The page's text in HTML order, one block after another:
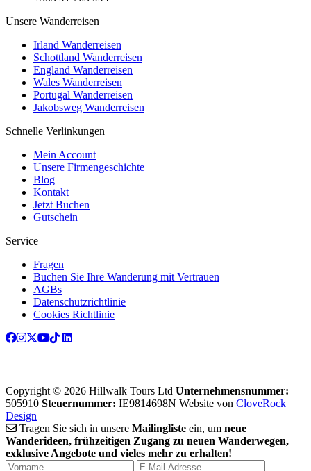
Unsere Wanderreisen
Irland Wanderreisen
Schottland Wanderreisen
England Wanderreisen
Wales Wanderreisen
Portugal Wanderreisen
Jakobsweg Wanderreisen
Schnelle Verlinkungen
Mein Account
Unsere Firmengeschichte
Blog
Kontakt
Jetzt Buchen
Gutschein
Service
Fragen
Buchen Sie Ihre Wanderung mit Vertrauen
AGBs
Datenschutzrichtlinie
Cookies Richtlinie
Copyright © 2026 Hillwalk Tours Ltd Unternehmensnummer:
505910 Steuernummer: IE9814698N Website von CloveRock
Design
Tragen Sie sich in unsere Mailingliste ein, um neue
Wanderideen, frühzeitigen Zugang zu neuen Wanderwegen,
exklusive Angebote und vieles mehr zu erhalten!